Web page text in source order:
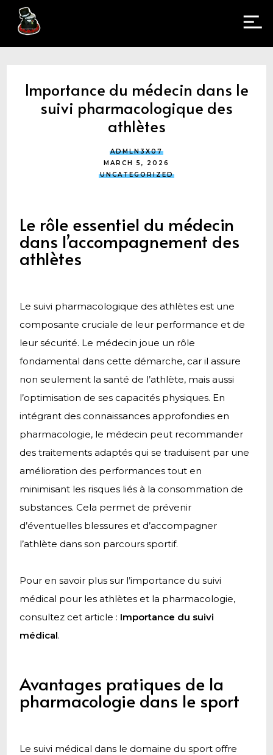
Importance du médecin dans le
suivi pharmacologique des
athlètes
ADMLN3X07
MARCH 5, 2026
UNCATEGORIZED
Le rôle essentiel du médecin
dans l’accompagnement des
athlètes
Le suivi pharmacologique des athlètes est une
composante cruciale de leur performance et de
leur sécurité. Le médecin joue un rôle
fondamental dans cette démarche, car il assure
non seulement la santé de l’athlète, mais aussi
l’optimisation de ses capacités physiques. En
intégrant des connaissances approfondies en
pharmacologie, le médecin peut recommander
des traitements adaptés qui se traduisent par une
amélioration des performances tout en
minimisant les risques liés à la consommation de
substances. Cela permet de prévenir
d’éventuelles blessures et d’accompagner
l’athlète dans son parcours sportif.
Pour en savoir plus sur l’importance du suivi
médical pour les athlètes et la pharmacologie,
consultez cet article : Importance du suivi
médical.
Avantages pratiques de la
pharmacologie dans le sport
Le suivi médical dans le domaine du sport offre